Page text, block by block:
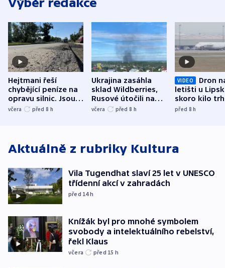
Výběr redakce
Hejtmani řeší
chybějící peníze na
opravu silnic. Jsou
nenárokové, namítá
včera před 8 h
Ukrajina zasáhla
sklad Wildberries,
Rusové útočili na
trh, hasiče či
včera před 8 h
VIDEO
Dron
letišti u
skoro kilo
indicie
před 8h
Aktuálně z rubriky Kultura
Vila Tugendhat slaví 25 let v UNESCO
třídenní akcí v zahradách
před 14h
Knížák byl pro mnohé symbolem
svobody a intelektuálního rebelství,
řekl Klaus
včera před 15 h